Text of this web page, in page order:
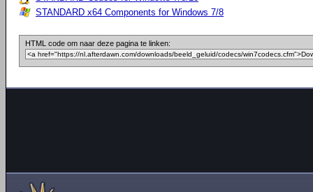
STANDARD x64 Components for Windows 7/8
HTML code om naar deze pagina te linken: